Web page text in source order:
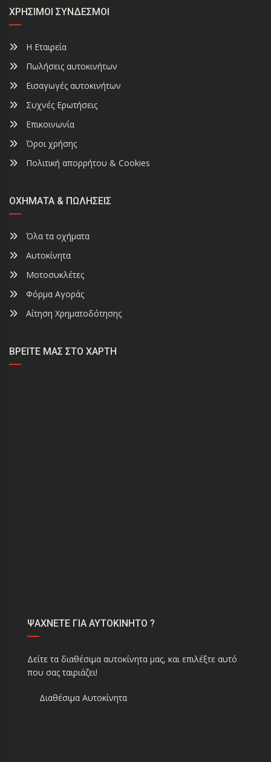
ΧΡΉΣΙΜΟΙ ΣΎΝΔΕΣΜΟΙ
Η Εταιρεία
Πωλήσεις αυτοκινήτων
Εισαγωγές αυτοκινήτων
Συχνές Ερωτήσεις
Επικοινωνία
Όροι χρήσης
Πολιτική απορρήτου & Cookies
ΟΧΉΜΑΤΑ & ΠΩΛΉΣΕΙΣ
Όλα τα οχήματα
Αυτοκίνητα
Μοτοσυκλέτες
Φόρμα Αγοράς
Αίτηση Χρηματοδότησης
ΒΡΕΊΤΕ ΜΑΣ ΣΤΟ ΧΆΡΤΗ
ΨΑΧΝΕΤΕ ΓΙΑ ΑΥΤΟΚΙΝΗΤΟ ?
Δείτε τα διαθέσιμα αυτοκίνητα μας, και επιλέξτε αυτό
που σας ταιριάζει!
Διαθέσιμα Αυτοκίνητα